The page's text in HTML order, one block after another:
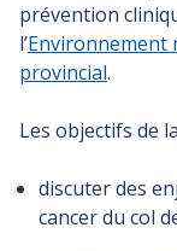
prévention
l’Environnement
provincial.
Les objectifs de
discuter des
cancer du col